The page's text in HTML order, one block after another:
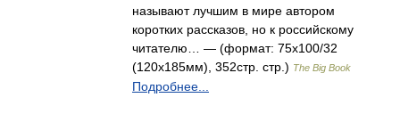
называют лучшим в мире автором
коротких рассказов, но к российскому
читателю… — (формат: 75x100/32
(120x185мм), 352стр. стр.) The Big Book
Подробнее...